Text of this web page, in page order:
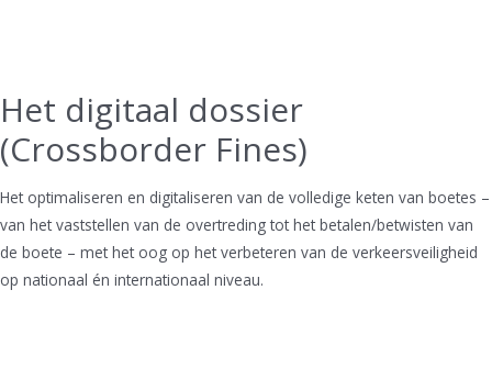
Het digitaal dossier
(Crossborder Fines)
Het optimaliseren en digitaliseren van de volledige keten van boetes –
van het vaststellen van de overtreding tot het betalen/betwisten van
de boete – met het oog op het verbeteren van de verkeersveiligheid
op nationaal én internationaal niveau.